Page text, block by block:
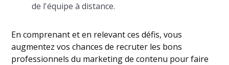
de l'équipe à distance.
En comprenant et en relevant ces défis, vous
augmentez vos chances de recruter les bons
professionnels du marketing de contenu pour faire